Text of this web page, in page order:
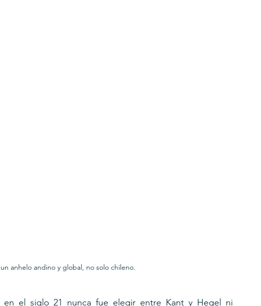
anhelo andino y global, no solo chileno.
el siglo 21 nunca fue elegir entre Kant y Hegel ni